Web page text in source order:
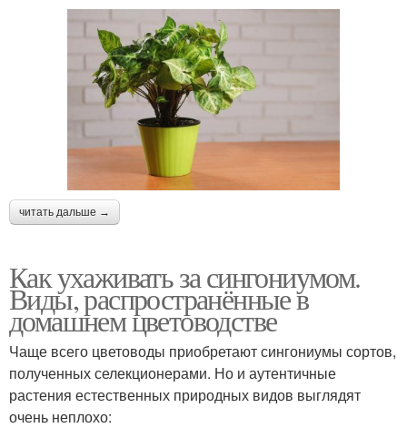
читать дальше →
Как ухаживать за сингониумом.
Виды, распространённые в
домашнем цветоводстве
Чаще всего цветоводы приобретают сингониумы сортов,
полученных селекционерами. Но и аутентичные
растения естественных природных видов выглядят
очень неплохо: